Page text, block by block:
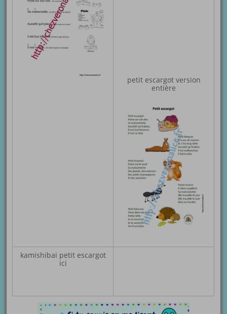
petit escargot version
entière
kamishibai petit escargot
ici